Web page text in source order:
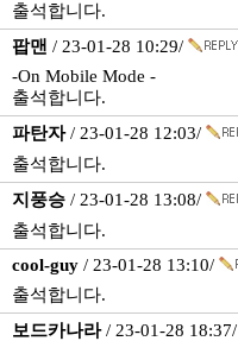
출석합니다.
팝맨 / 23-01-28 10:29/
-On Mobile Mode -
출석합니다.
파탄자/ 23-01-28 12:03/
출석합니다.
지풍승 / 23-01-28 13:08/
출석합니다.
cool-guy / 23-01-28 13:10/
출석합니다.
보드카나라/ 23-01-28 18:37/